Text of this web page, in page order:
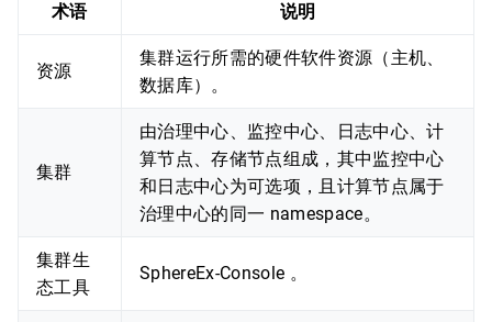
术语 说明
资源
集群运行所需的硬件软件资源（主机、
数据库）。
集群
由治理中心、监控中心、日志中心、计
算节点、存储节点组成，其中监控中心
和日志中心为可选项，且计算节点属于
治理中心的同一 namespace。
集群生
态工具
SphereEx-Console 。